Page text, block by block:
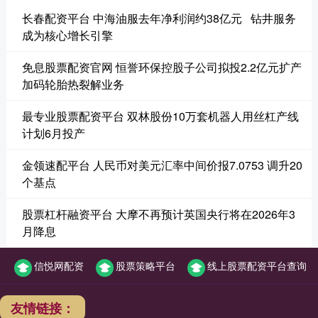
长春配资平台 中海油服去年净利润约38亿元 钻井服务
成为核心增长引擎
免息股票配资官网 恒誉环保控股子公司拟投2.2亿元扩产
加码轮胎热裂解业务
最专业股票配资平台 双林股份10万套机器人用丝杠产线
计划6月投产
金领速配平台 人民币对美元汇率中间价报7.0753 调升20
个基点
股票杠杆融资平台 大摩不再预计英国央行将在2026年3
月降息
信悦网配资 股票策略平台 线上股票配资平台查询
友情链接：